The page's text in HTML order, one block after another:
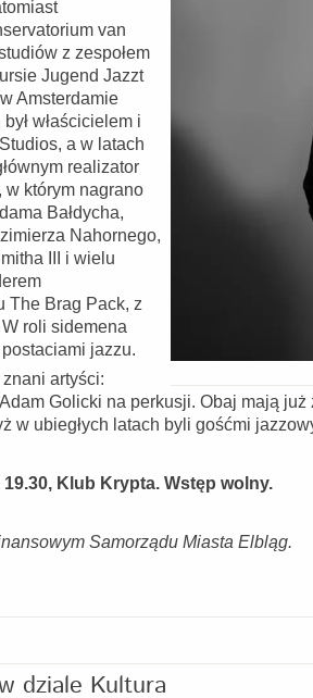
van
z zespołem
Jugend Jazzt
Amsterdamie
właścicielem i
a w latach
realizator
którym nagrano
Bałdycha,
Nahornego,
III i wielu
The Brag Pack, z
W roli sidemena
jazzu.
artyści:
Golicki na perkusji. Obaj mają
w ubiegłych latach byli gośćmi
Klub Krypta. Wstęp wolny.
Samorządu Miasta Elbląg.
dziale Kultura